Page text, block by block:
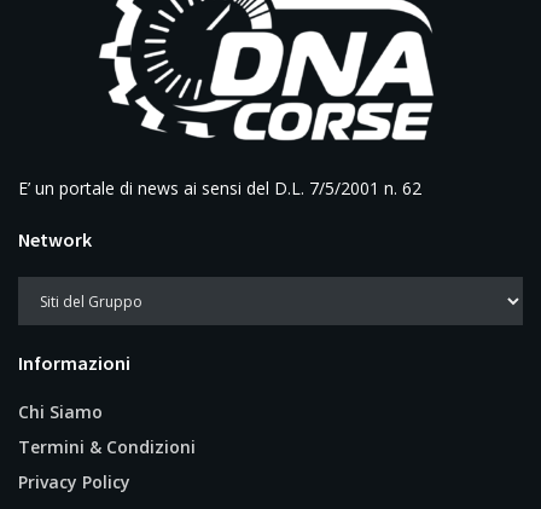
E’ un portale di news ai sensi del D.L. 7/5/2001 n. 62
Network
Informazioni
Chi Siamo
Termini & Condizioni
Privacy Policy